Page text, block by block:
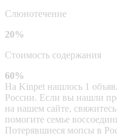
Слюнотечение
20%
Стоимость содержания
60%
На Kinpet нашлось 1
России. Если вы нашли
на нашем сайте,
помогите семье
Потерявшиеся мопсы в